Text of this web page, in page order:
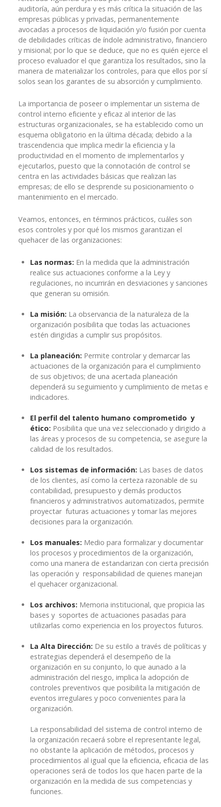
auditoría, aún perdura y es más crítica la situación de las
empresas públicas y privadas, permanentemente
avocadas a procesos de liquidación y/o fusión por cuenta
de debilidades críticas de índole administrativo, financiero
y misional; por lo que se deduce, que no es quién ejerce el
proceso evaluador el que garantiza los resultados, sino la
manera de materializar los controles, para que ellos por sí
solos sean los garantes de su absorción y cumplimiento.
La importancia de poseer o implementar un sistema de
control interno eficiente y eficaz al interior de las
estructuras organizacionales, se ha establecido como un
esquema obligatorio en la última década; debido a la
trascendencia que implica medir la eficiencia y la
productividad en el momento de implementarlos y
ejecutarlos, puesto que la connotación de control se
centra en las actividades básicas que realizan las
empresas; de ello se desprende su posicionamiento o
mantenimiento en el mercado.
Veamos, entonces, en términos prácticos, cuáles son
esos controles y por qué los mismos garantizan el
quehacer de las organizaciones:
Las normas: En la medida que la administración
realice sus actuaciones conforme a la Ley y
regulaciones, no incurrirán en desviaciones y sanciones
que generan su omisión.
La misión: La observancia de la naturaleza de la
organización posibilita que todas las actuaciones
estén dirigidas a cumplir sus propósitos.
La planeación: Permite controlar y demarcar las
actuaciones de la organización para el cumplimiento
de sus objetivos; de una acertada planeación
dependerá su seguimiento y cumplimiento de metas e
indicadores.
El perfil del talento humano comprometido y
ético: Posibilita que una vez seleccionado y dirigido a
las áreas y procesos de su competencia, se asegure la
calidad de los resultados.
Los sistemas de información: Las bases de datos
de los clientes, así como la certeza razonable de su
contabilidad, presupuesto y demás productos
financieros y administrativos automatizados, permite
proyectar futuras actuaciones y tomar las mejores
decisiones para la organización.
Los manuales: Medio para formalizar y documentar
los procesos y procedimientos de la organización,
como una manera de estandarizan con cierta precisión
las operación y responsabilidad de quienes manejan
el quehacer organizacional.
Los archivos: Memoria institucional, que propicia las
bases y soportes de actuaciones pasadas para
utilizarlas como experiencia en los proyectos futuros.
La Alta Dirección: De su estilo a través de políticas y
estrategias dependerá el desempeño de la
organización en su conjunto, lo que aunado a la
administración del riesgo, implica la adopción de
controles preventivos que posibilita la mitigación de
eventos irregulares y poco convenientes para la
organización.
La responsabilidad del sistema de control interno de
la organización recaerá sobre el representante legal,
no obstante la aplicación de métodos, procesos y
procedimientos al igual que la eficiencia, eficacia de las
operaciones será de todos los que hacen parte de la
organización en la medida de sus competencias y
funciones.